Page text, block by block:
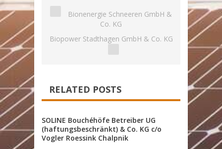
Bionenergie Schneeren GmbH &
Co. KG
Biopower Stadthagen GmbH & Co. KG
RELATED POSTS
SOLINE Bouchéhöfe Betreiber UG
(haftungsbeschränkt) & Co. KG c/o
Vogler Roessink Chalpnik